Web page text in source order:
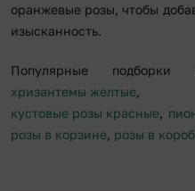
оранжевые розы, чтобы
изысканность.
Популярные подборки
хризантемы желтые
кустовые розы красные,
розы в корзине, розы в